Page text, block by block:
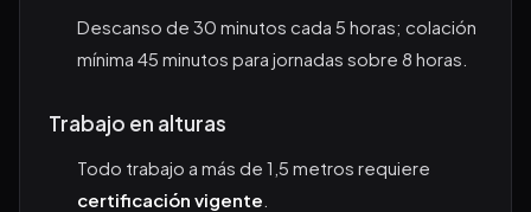
Descanso de 30 minutos cada 5 horas; colación
mínima 45 minutos para jornadas sobre 8 horas.
Trabajo en alturas
Todo trabajo a más de 1,5 metros requiere
certificación vigente